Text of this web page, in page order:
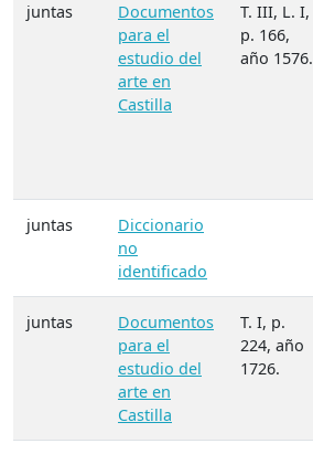
juntas
Documentos
para el
estudio del
arte en
Castilla
T. III, L. I,
p. 166,
año 1576.
juntas
Diccionario
no
identificado
juntas
Documentos
para el
estudio del
arte en
Castilla
T. I, p.
224, año
1726.